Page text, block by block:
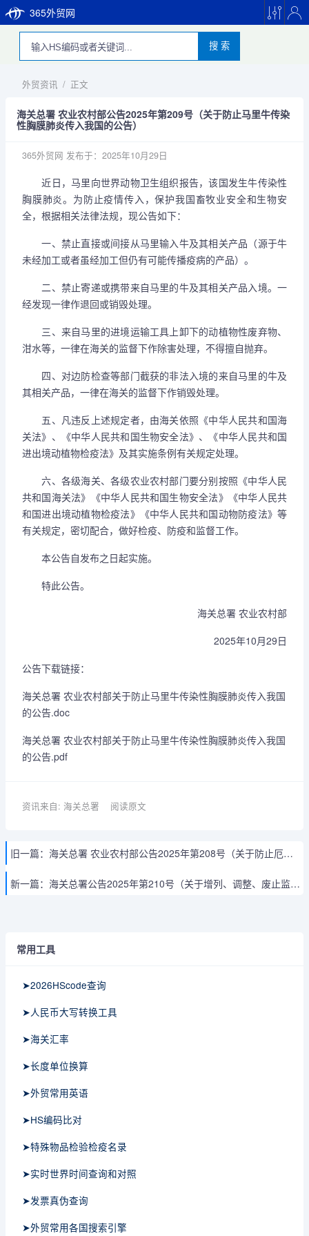
365外贸网
搜 索
外贸资讯 / 正文
海关总署 农业农村部公告2025年第209号（关于防止马里牛传染
性胸膜肺炎传入我国的公告）
365外贸网 发布于：2025年10月29日
近日，马里向世界动物卫生组织报告，该国发生牛传染性
胸膜肺炎。为防止疫情传入，保护我国畜牧业安全和生物安
全，根据相关法律法规，现公告如下：
一、禁止直接或间接从马里输入牛及其相关产品（源于牛
未经加工或者虽经加工但仍有可能传播疫病的产品）。
二、禁止寄递或携带来自马里的牛及其相关产品入境。一
经发现一律作退回或销毁处理。
三、来自马里的进境运输工具上卸下的动植物性废弃物、
泔水等，一律在海关的监督下作除害处理，不得擅自抛弃。
四、对边防检查等部门截获的非法入境的来自马里的牛及
其相关产品，一律在海关的监督下作销毁处理。
五、凡违反上述规定者，由海关依照《中华人民共和国海
关法》、《中华人民共和国生物安全法》、《中华人民共和国
进出境动植物检疫法》及其实施条例有关规定处理。
六、各级海关、各级农业农村部门要分别按照《中华人民
共和国海关法》《中华人民共和国生物安全法》《中华人民共
和国进出境动植物检疫法》《中华人民共和国动物防疫法》等
有关规定，密切配合，做好检疫、防疫和监督工作。
本公告自发布之日起实施。
特此公告。
海关总署 农业农村部
2025年10月29日
公告下载链接：
海关总署 农业农村部关于防止马里牛传染性胸膜肺炎传入我国
的公告.doc
海关总署 农业农村部关于防止马里牛传染性胸膜肺炎传入我国
的公告.pdf
资讯来自: 海关总署 阅读原文
旧一篇： 海关总署 农业农村部公告2025年第208号（关于防止厄立特里亚口蹄疫传入我国的公告）
新一篇： 海关总署公告2025年第210号（关于增列、调整、废止监管方式代码的公告）
常用工具
➤2026HScode查询
➤人民币大写转换工具
➤海关汇率
➤长度单位换算
➤外贸常用英语
➤HS编码比对
➤特殊物品检验检疫名录
➤实时世界时间查询和对照
➤发票真伪查询
➤外贸常用各国搜索引擎